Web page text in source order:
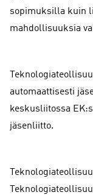
sopimuksilla kuin
mahdollisuuksia
automaattisesti
keskusliitossa
jäsenliitto.